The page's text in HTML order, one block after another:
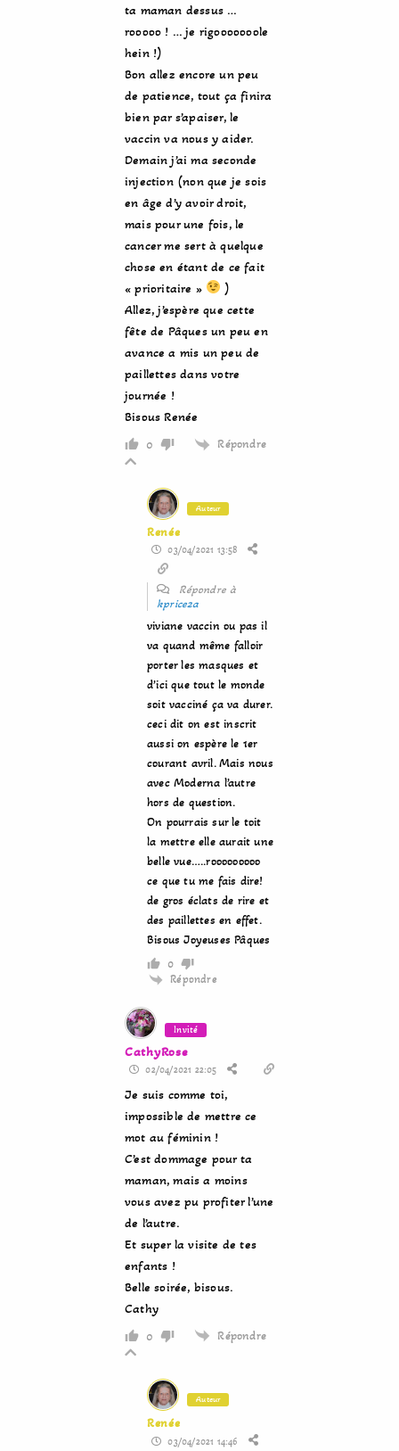
ta maman dessus …
rooooo ! … je rigooooooole
hein !)
Bon allez encore un peu
de patience, tout ça finira
bien par s’apaiser, le
vaccin va nous y aider.
Demain j’ai ma seconde
injection (non que je sois
en âge d’y avoir droit,
mais pour une fois, le
cancer me sert à quelque
chose en étant de ce fait
« prioritaire »
)
Allez, j’espère que cette
fête de Pâques un peu en
avance a mis un peu de
paillettes dans votre
journée !
Bisous Renée
0 Répondre
Auteur
Renée
03/04/2021 13:58
Répondre à
kprice2a
viviane vaccin ou pas il
va quand même falloir
porter les masques et
d’ici que tout le monde
soit vacciné ça va durer.
ceci dit on est inscrit
aussi on espère le 1er
courant avril. Mais nous
avec Moderna l’autre
hors de question.
On pourrais sur le toit
la mettre elle aurait une
belle vue…..rooooooooo
ce que tu me fais dire!
de gros éclats de rire et
des paillettes en effet.
Bisous Joyeuses Pâques
0
Répondre
Invité
CathyRose
02/04/2021 22:05
Je suis comme toi,
impossible de mettre ce
mot au féminin !
C’est dommage pour ta
maman, mais a moins
vous avez pu profiter l’une
de l’autre.
Et super la visite de tes
enfants !
Belle soirée, bisous.
Cathy
0 Répondre
Auteur
Renée
03/04/2021 14:46